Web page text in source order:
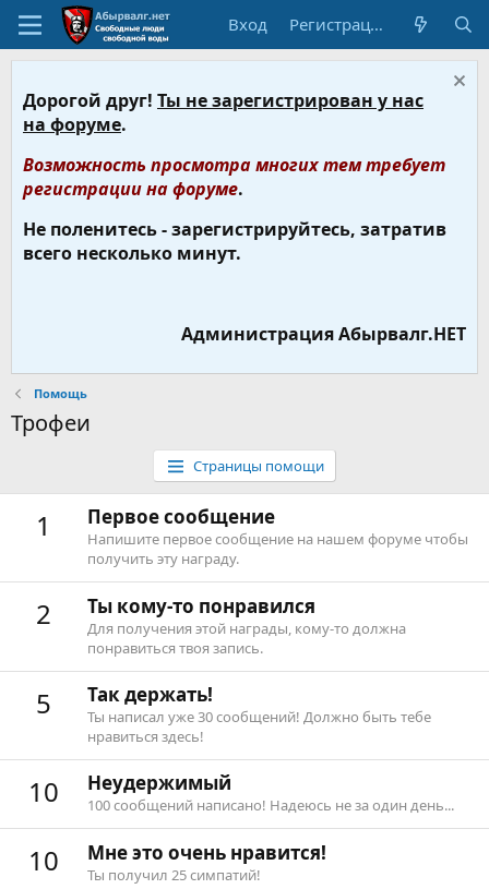
Вход Регистрация
Дорогой друг! Ты не зарегистрирован у нас
на форуме.
Возможность просмотра многих тем требует
регистрации на форуме.
Не поленитесь - зарегистрируйтесь, затратив
всего несколько минут.
Администрация Абырвалг.НЕТ
Помощь
Трофеи
Страницы помощи
1 Первое сообщение
Напишите первое сообщение на нашем форуме чтобы
получить эту награду.
2 Ты кому-то понравился
Для получения этой награды, кому-то должна
понравиться твоя запись.
5 Так держать!
Ты написал уже 30 сообщений! Должно быть тебе
нравиться здесь!
10 Неудержимый
100 сообщений написано! Надеюсь не за один день...
10 Мне это очень нравится!
Ты получил 25 симпатий!